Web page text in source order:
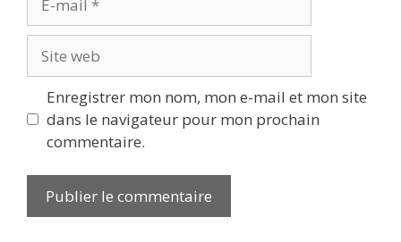
mail
web
Enregistrer mon nom, mon e-mail et mon site
dans le navigateur pour mon prochain
commentaire.